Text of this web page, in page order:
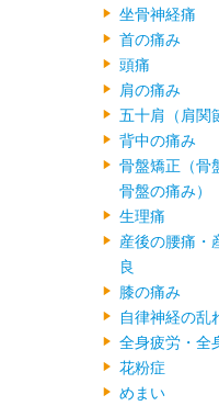
坐骨神経痛
首の痛み
頭痛
肩の痛み
五十肩（肩関
背中の痛み
骨盤矯正（骨
骨盤の痛み）
生理痛
産後の腰痛・
良
膝の痛み
自律神経の乱
全身疲労・全
花粉症
めまい